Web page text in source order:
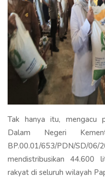
Tak hanya itu, mengacu
Dalam Negeri
BP.00.01/653/PDN/SD/06/
mendistribusikan 44.600
rakyat di seluruh wilayah